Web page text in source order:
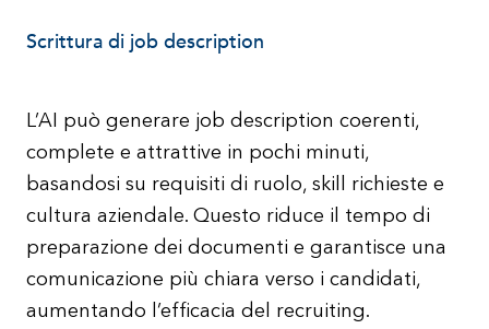
Scrittura di job description
L’AI può generare job description coerenti,
complete e attrattive in pochi minuti,
basandosi su requisiti di ruolo, skill richieste e
cultura aziendale. Questo riduce il tempo di
preparazione dei documenti e garantisce una
comunicazione più chiara verso i candidati,
aumentando l’efficacia del recruiting.